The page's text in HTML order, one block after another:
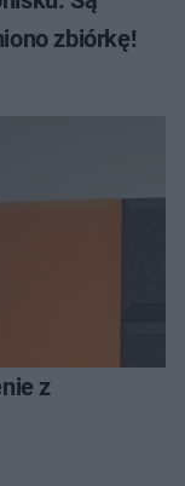
zbiórkę!
z